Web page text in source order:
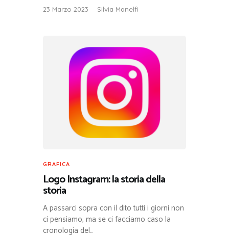
23 Marzo 2023 Silvia Manelfi
GRAFICA
Logo Instagram: la storia della
storia
A passarci sopra con il dito tutti i giorni non
ci pensiamo, ma se ci facciamo caso la
cronologia del…